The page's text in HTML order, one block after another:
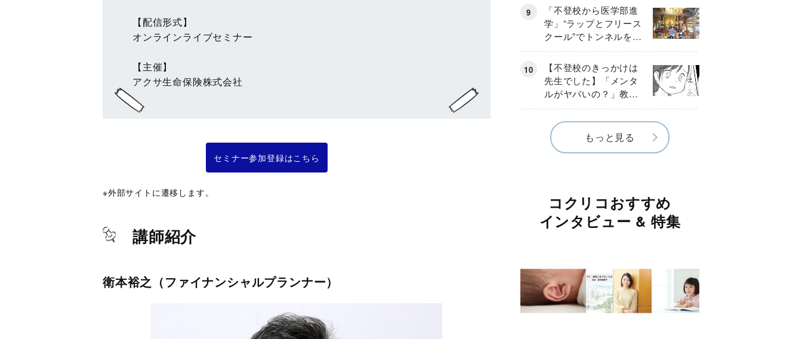
【配信形式】
オンラインライブセミナー
【主催】
アクサ生命保険株式会社
セミナー参加登録はこちら
※外部サイトに遷移します。
講師紹介
衛本裕之（ファイナンシャルプランナー）
「不登校から医学部進
学」“ラップとフリース
クール”でトンネルを脱
して高校受験へ〔元野
球少年の実話〕
【不登校のきっかけは
先生でした】「メンタ
ルがヤバいの？」教室
で始まった悪ふざけ
《第３話》
もっと見る
コクリコおすすめ
インタビュー & 特集